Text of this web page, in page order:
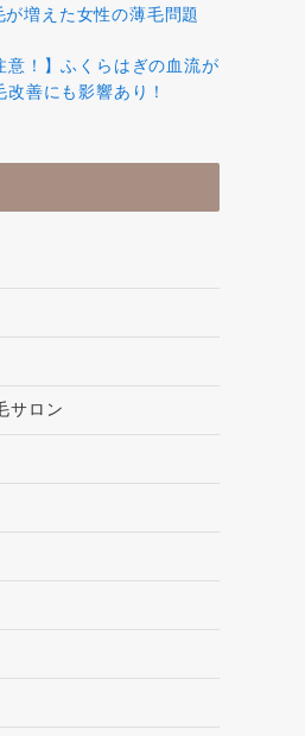
が増えた女性の薄毛問題
意！】ふくらはぎの血流が
改善にも影響あり！
サロン